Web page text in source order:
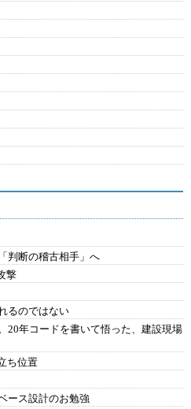
判断の稽古相手」へ
撃
るのではない
20年コードを書いて悟った、建設現場
ち位置
ース設計のお勉強